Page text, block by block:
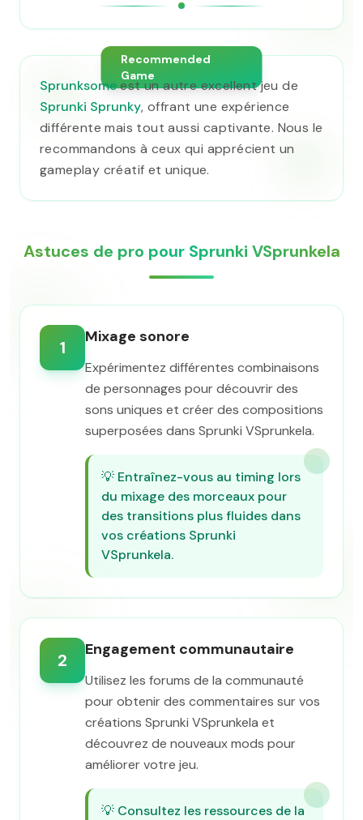
Recommended
Game
Sprunksomeest un autre excellent jeu de
Sprunki Sprunky, offrant une expérience
différente mais tout aussi captivante. Nous le
recommandons à ceux qui apprécient un
gameplay créatif et unique.
Astuces de pro pour Sprunki VSprunkela
1
Mixage sonore
Expérimentez différentes combinaisons
de personnages pour découvrir des
sons uniques et créer des compositions
superposées dans Sprunki VSprunkela.
💡 Entraînez-vous au timing lors
du mixage des morceaux pour
des transitions plus fluides dans
vos créations Sprunki
VSprunkela.
2
Engagement communautaire
Utilisez les forums de la communauté
pour obtenir des commentaires sur vos
créations Sprunki VSprunkela et
découvrez de nouveaux mods pour
améliorer votre jeu.
💡 Consultez les ressources de la